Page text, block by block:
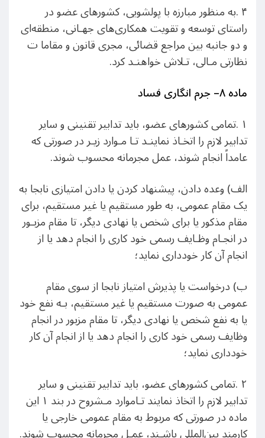
۴ .به منظور مبارزه با پولشویی، کشورهای عضو در
راستای توسعه و تقویت همکاری‌های جهـانی، منطقه‌ای
و دو جانبه بین مراجع قضائی، مجری قانون و مقاما ت
نظارتی مـالی، تـلاش خواهنـد کرد.
ماده ٨ –جرم انگاری فساد
١ .تمامی کشورهای عضو، باید تدابیر تقنینی و سایر
تدابیر لازم را اتخـاذ نماینـد تـا مـوارد زیـر در صورتی که
عامداً انجام شوند، عمل مجرمانه محسوب شوند.
الف) وعده دادن، پیشنهاد کردن یا دادن امتیازی نابجا به
یک مقام عمومی، به طور مستقیم یا غیر مستقیم، برای
مقام مذکور یا برای شخص یا نهادی دیگر، تا مقام مزبـور
در انجـام وظـایف رسمی خود کاری را انجام دهد یا از
انجام آن کار خودداری نماید؛
ب) درخواست یا پذیرش امتیاز نابجا از سوی مقام
عمومی به صورت مستقیم یا غیر مستقیم، بـه نفع خود
یا به نفع شخص یا نهادی دیگر، تا مقام مزبور در انجام
وظایف رسمی خود کاری را انجام دهد یا از انجام آن کار
خودداری نماید؛
٢ .تمامی کشورهای عضو، باید تدابیر تقنینی و سایر
تدابیر لازم را اتخاذ نمایند تـاموارد مـشروح در بند ١ این
ماده در صورتی که مربوط به مقام عمومی خارجی یا